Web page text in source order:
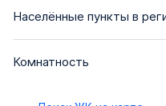
Населённые пункты в
Комнатность